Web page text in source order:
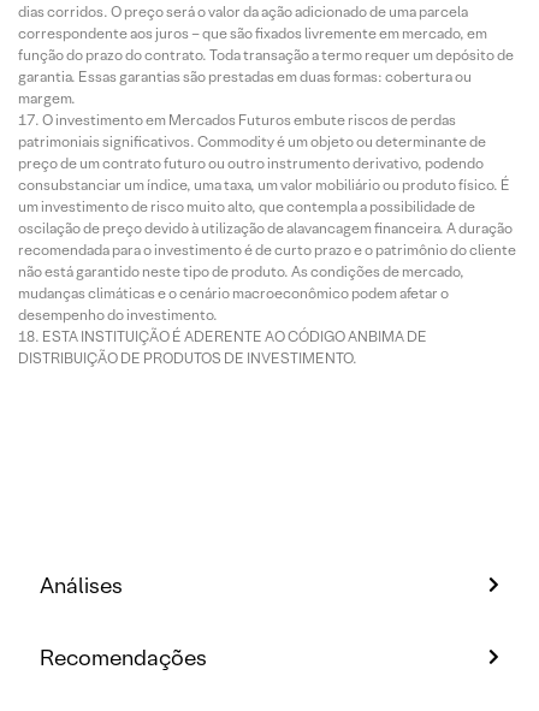
dias corridos. O preço será o valor da ação adicionado de uma parcela
correspondente aos juros – que são fixados livremente em mercado, em
função do prazo do contrato. Toda transação a termo requer um depósito de
garantia. Essas garantias são prestadas em duas formas: cobertura ou
margem.
O investimento em Mercados Futuros embute riscos de perdas
patrimoniais significativos. Commodity é um objeto ou determinante de
preço de um contrato futuro ou outro instrumento derivativo, podendo
consubstanciar um índice, uma taxa, um valor mobiliário ou produto físico. É
um investimento de risco muito alto, que contempla a possibilidade de
oscilação de preço devido à utilização de alavancagem financeira. A duração
recomendada para o investimento é de curto prazo e o patrimônio do cliente
não está garantido neste tipo de produto. As condições de mercado,
mudanças climáticas e o cenário macroeconômico podem afetar o
desempenho do investimento.
ESTA INSTITUIÇÃO É ADERENTE AO CÓDIGO ANBIMA DE
DISTRIBUIÇÃO DE PRODUTOS DE INVESTIMENTO.
Análises
Recomendações